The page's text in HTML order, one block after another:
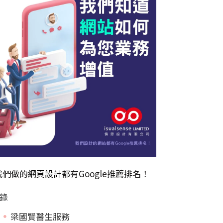
們做的網頁設計都有Google推薦排名！
梁國賢醫生服務